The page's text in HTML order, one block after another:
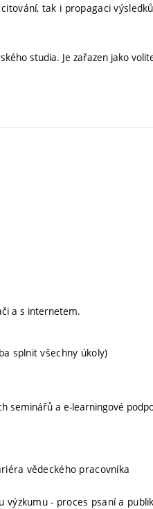
tak i propagaci
studia. Je zařazen jako
a s internetem.
splnit všechny úkoly)
seminářů a e-learningové
vědeckého pracovníka
výzkumu - proces psaní a